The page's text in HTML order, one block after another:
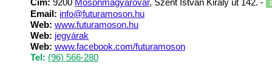
Cím: 9200 Mosonmagyaróvár, Szent István Király út 142. -
Email: info@futuramoson.hu
Web: www.futuramoson.hu
Web: jegyárak
Web: www.facebook.com/futuramoson
Tel: (96) 566-280